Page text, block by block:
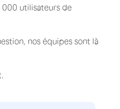
000 utilisateurs de
nos équipes sont là